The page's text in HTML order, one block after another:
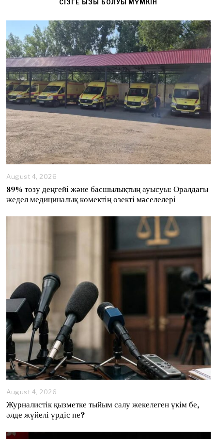
CІЗГЕ ҚЫЗЫҚ БОЛУЫ МҮМКІН
August 4, 2026
89% тозу деңгейі және басшылықтың ауысуы: Оралдағы
жедел медициналық көмектің өзекті мәселелері
August 4, 2026
g
u
Журналистік қызметке тыйым салу жекелеген үкім бе,
әлде жүйелі үрдіс пе?